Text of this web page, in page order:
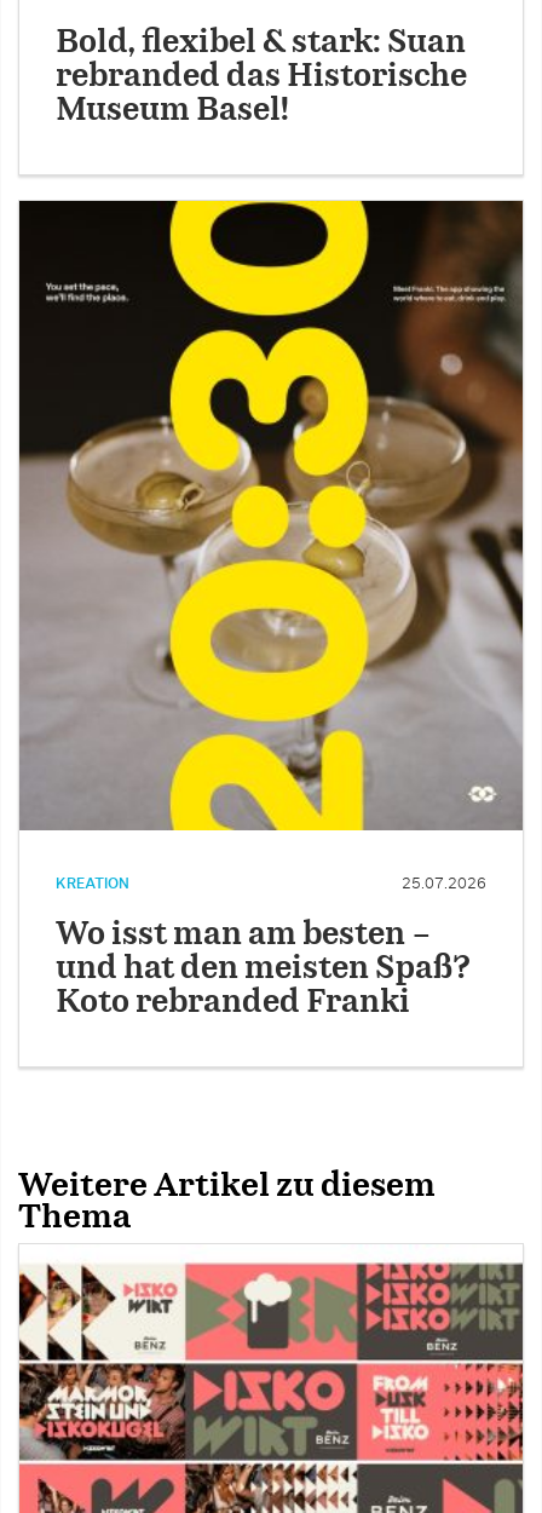
Bold, flexibel & stark: Suan
rebranded das Historische
Museum Basel!
KREATION 25.07.2026
Wo isst man am besten –
und hat den meisten Spaß?
Koto rebranded Franki
Weitere Artikel zu diesem
Thema